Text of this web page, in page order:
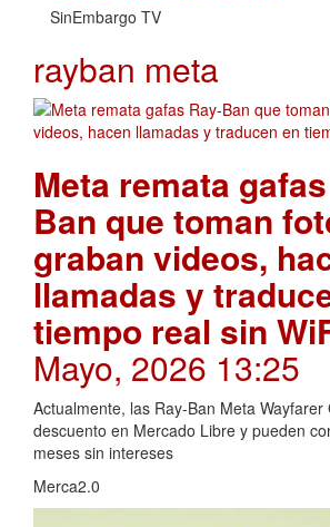
SinEmbargo TV
rayban meta
Meta remata
Ban que toman
graban videos,
llamadas y
tiempo real sin
Mayo, 2026 13:25
Actualmente, las Ray-Ban Meta Wayfarer
descuento en Mercado Libre y pueden
meses sin intereses
Merca2.0